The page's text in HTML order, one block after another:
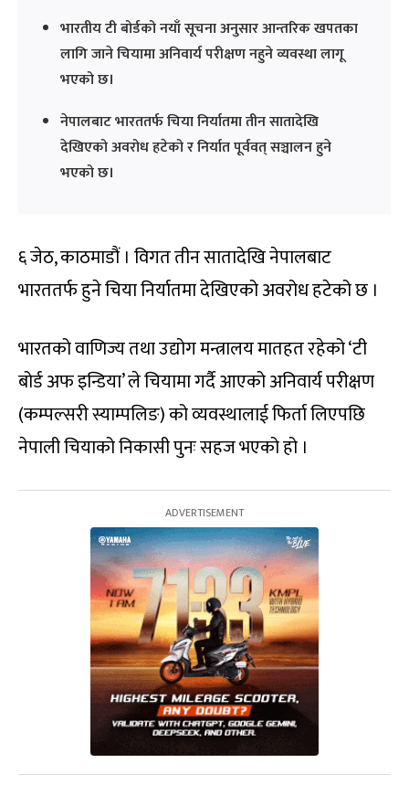
भारतीय टी बोर्डको नयाँ सूचना अनुसार आन्तरिक खपतका
लागि जाने चियामा अनिवार्य परीक्षण नहुने व्यवस्था लागू
भएको छ।
नेपालबाट भारततर्फ चिया निर्यातमा तीन सातादेखि
देखिएको अवरोध हटेको र निर्यात पूर्ववत् सञ्चालन हुने
भएको छ।
६ जेठ, काठमाडौं । विगत तीन सातादेखि नेपालबाट
भारततर्फ हुने चिया निर्यातमा देखिएको अवरोध हटेको छ ।
भारतको वाणिज्य तथा उद्योग मन्त्रालय मातहत रहेको ‘टी
बोर्ड अफ इन्डिया’ ले चियामा गर्दै आएको अनिवार्य परीक्षण
(कम्पल्सरी स्याम्पलिङ) को व्यवस्थालाई फिर्ता लिएपछि
नेपाली चियाको निकासी पुनः सहज भएको हो ।